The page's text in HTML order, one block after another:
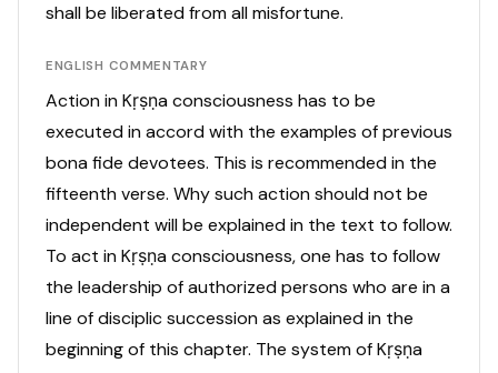
shall be liberated from all misfortune.
ENGLISH COMMENTARY
Action in Kṛṣṇa consciousness has to be
executed in accord with the examples of previous
bona fide devotees. This is recommended in the
fifteenth verse. Why such action should not be
independent will be explained in the text to follow.
To act in Kṛṣṇa consciousness, one has to follow
the leadership of authorized persons who are in a
line of disciplic succession as explained in the
beginning of this chapter. The system of Kṛṣṇa